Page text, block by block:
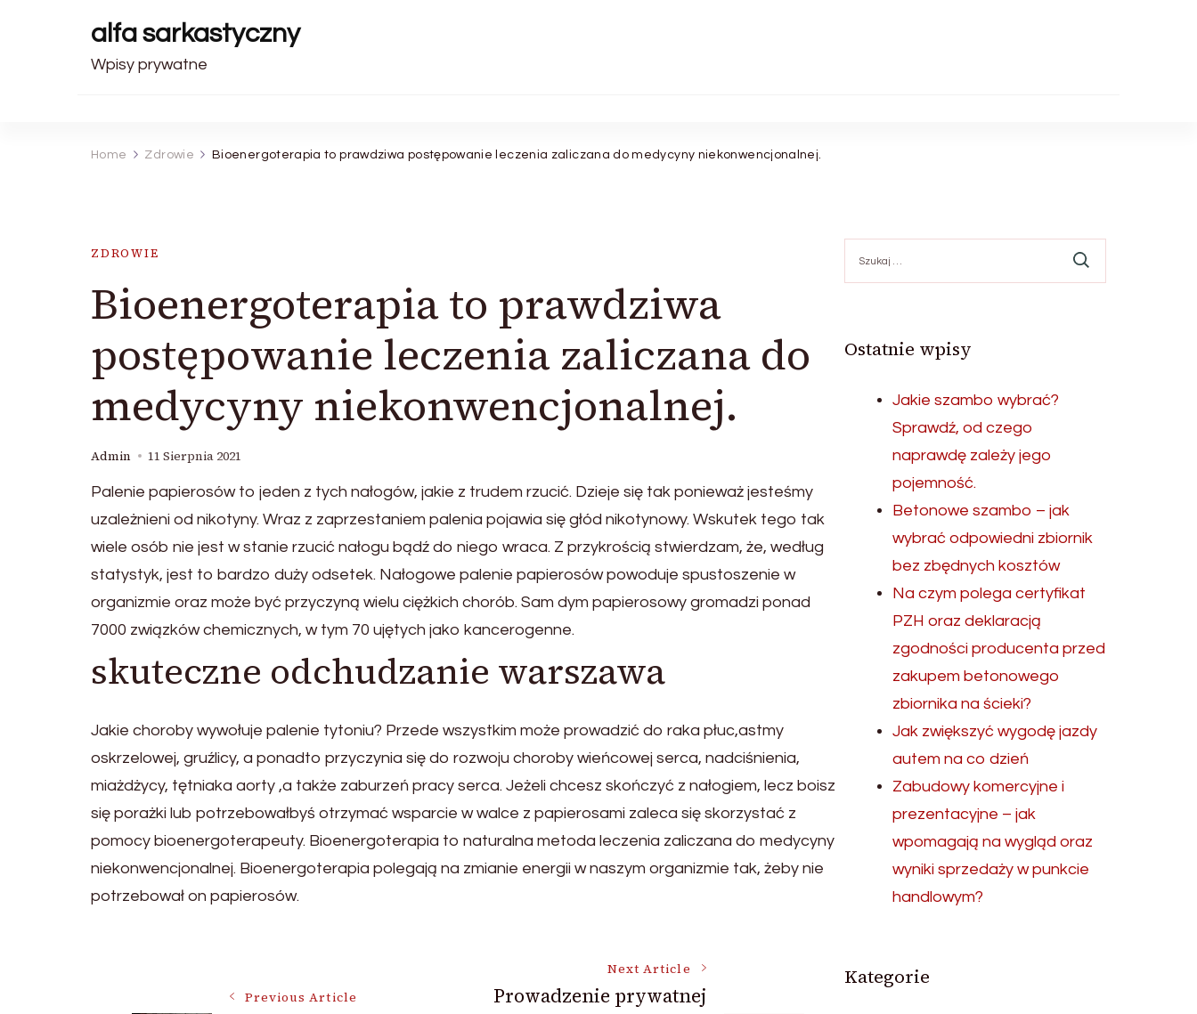
alfa sarkastyczny
Wpisy prywatne
Home Zdrowie Bioenergoterapia to prawdziwa postępowanie leczenia zaliczana do medycyny niekonwencjonalnej.
ZDROWIE
Bioenergoterapia to prawdziwa
postępowanie leczenia zaliczana do
medycyny niekonwencjonalnej.
Admin 11 Sierpnia 2021
Palenie papierosów to jeden z tych nałogów, jakie z trudem rzucić. Dzieje się tak ponieważ jesteśmy
uzależnieni od nikotyny. Wraz z zaprzestaniem palenia pojawia się głód nikotynowy. Wskutek tego tak
wiele osób nie jest w stanie rzucić nałogu bądź do niego wraca. Z przykrością stwierdzam, że, według
statystyk, jest to bardzo duży odsetek. Nałogowe palenie papierosów powoduje spustoszenie w
organizmie oraz może być przyczyną wielu ciężkich chorób. Sam dym papierosowy gromadzi ponad
7000 związków chemicznych, w tym 70 ujętych jako kancerogenne.
skuteczne odchudzanie warszawa
Jakie choroby wywołuje palenie tytoniu? Przede wszystkim może prowadzić do raka płuc,astmy
oskrzelowej, gruźlicy, a ponadto przyczynia się do rozwoju choroby wieńcowej serca, nadciśnienia,
miażdżycy, tętniaka aorty ,a także zaburzeń pracy serca. Jeżeli chcesz skończyć z nałogiem, lecz boisz
się porażki lub potrzebowałbyś otrzymać wsparcie w walce z papierosami zaleca się skorzystać z
pomocy bioenergoterapeuty. Bioenergoterapia to naturalna metoda leczenia zaliczana do medycyny
niekonwencjonalnej. Bioenergoterapia polegają na zmianie energii w naszym organizmie tak, żeby nie
potrzebował on papierosów.
Previous Article
Next Article
Prowadzenie prywatnej
Ostatnie wpisy
Jakie szambo wybrać?
Sprawdź, od czego
naprawdę zależy jego
pojemność.
Betonowe szambo – jak
wybrać odpowiedni zbiornik
bez zbędnych kosztów
Na czym polega certyfikat
PZH oraz deklaracją
zgodności producenta przed
zakupem betonowego
zbiornika na ścieki?
Jak zwiększyć wygodę jazdy
autem na co dzień
Zabudowy komercyjne i
prezentacyjne – jak
wpomagają na wygląd oraz
wyniki sprzedaży w punkcie
handlowym?
Kategorie